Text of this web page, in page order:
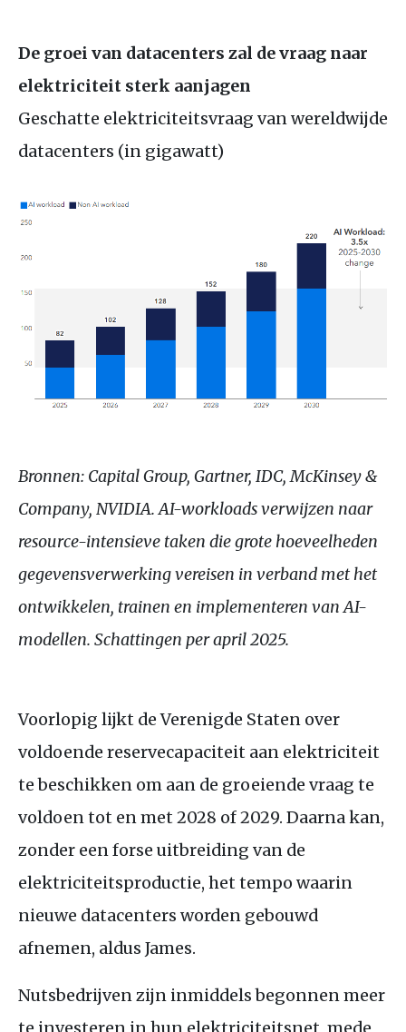
De groei van datacenters zal de vraag naar
elektriciteit sterk aanjagen
Geschatte elektriciteitsvraag van wereldwijde
datacenters (in gigawatt)
Bronnen: Capital Group, Gartner, IDC, McKinsey &
Company, NVIDIA. AI-workloads verwijzen naar
resource-intensieve taken die grote hoeveelheden
gegevensverwerking vereisen in verband met het
ontwikkelen, trainen en implementeren van AI-
modellen. Schattingen per april 2025.
Voorlopig lijkt de Verenigde Staten over
voldoende reservecapaciteit aan elektriciteit
te beschikken om aan de groeiende vraag te
voldoen tot en met 2028 of 2029. Daarna kan,
zonder een forse uitbreiding van de
elektriciteitsproductie, het tempo waarin
nieuwe datacenters worden gebouwd
afnemen, aldus James.
Nutsbedrijven zijn inmiddels begonnen meer